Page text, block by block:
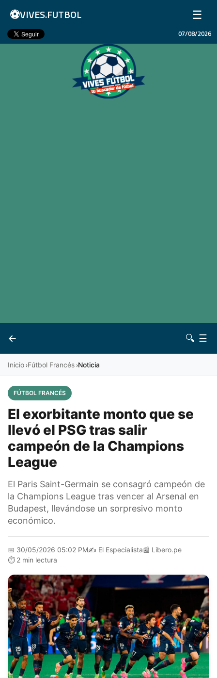
⚽VIVES.FUTBOL ☰
Inicio
07/08/2026
←
Vives 🔍 ☰
Inicio ›Fútbol Francés ›Noticia
FÚTBOL FRANCÉS
El exorbitante monto que se
llevó el PSG tras salir
campeón de la Champions
League
El Paris Saint-Germain se consagró campeón de
la Champions League tras vencer al Arsenal en
Budapest, llevándose un sorpresivo monto
económico.
📅 30/05/2026 05:02 PM✍️ El Especialista📰 Libero.pe
⏱️ 2 min lectura